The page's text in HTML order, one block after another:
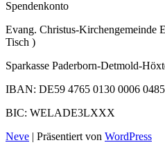
Spendenkonto
Evang. Christus-Kirchengemeinde
Tisch )
Sparkasse Paderborn-Detmold-
IBAN: DE59 4765 0130 0006 0485
BIC: WELADE3LXXX
Neve | Präsentiert von WordPress